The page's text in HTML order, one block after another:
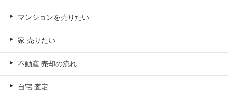
マンションを売りたい
家 売りたい
不動産 売却の流れ
自宅 査定